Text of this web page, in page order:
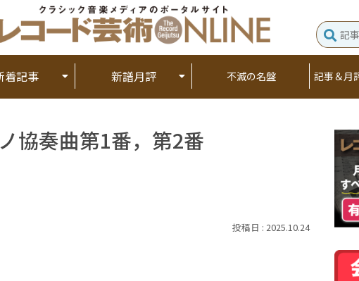
着記事 新譜月評 不滅の名盤 記事＆月
協奏曲第1番，第2番
2025.10.24